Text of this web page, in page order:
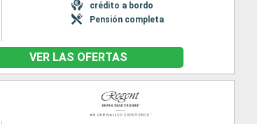
crédito a bordo
Pensión completa
VER LAS OFERTAS